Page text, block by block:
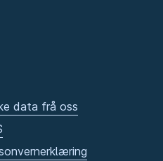
data frå oss